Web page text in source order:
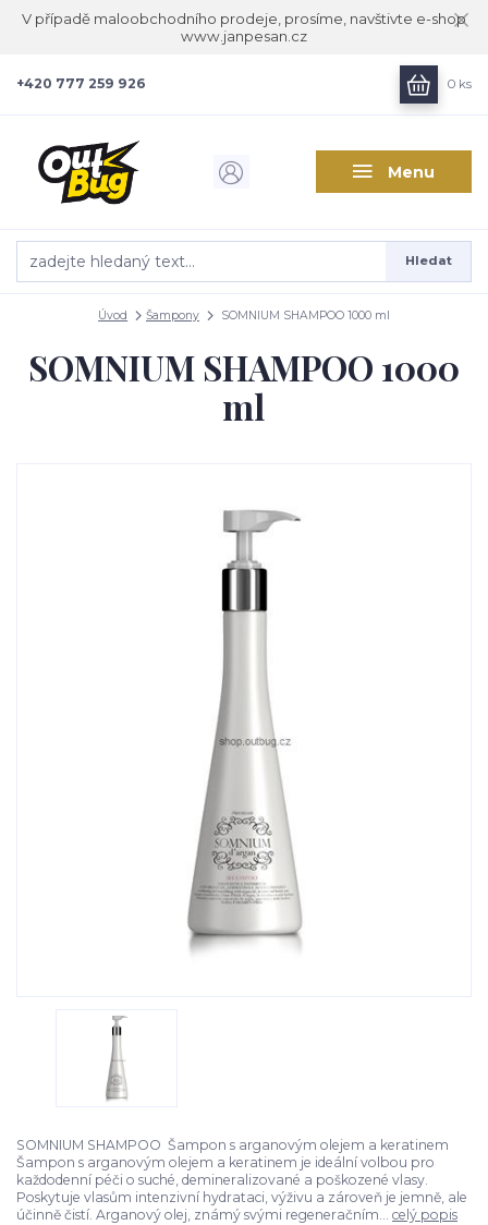
V případě maloobchodního prodeje, prosíme, navštivte e-shop
www.janpesan.cz
Menu
Hledat
+420 777 259 926 0 ks
Úvod Šampony SOMNIUM SHAMPOO 1000 ml
SOMNIUM SHAMPOO 1000
ml
SOMNIUM SHAMPOO Šampon s arganovým olejem a keratinem
Šampon s arganovým olejem a keratinem je ideální volbou pro
každodenní péči o suché, demineralizované a poškozené vlasy.
Poskytuje vlasům intenzivní hydrataci, výživu a zároveň je jemně, ale
účinně čistí. Arganový olej, známý svými regeneračním... celý popis